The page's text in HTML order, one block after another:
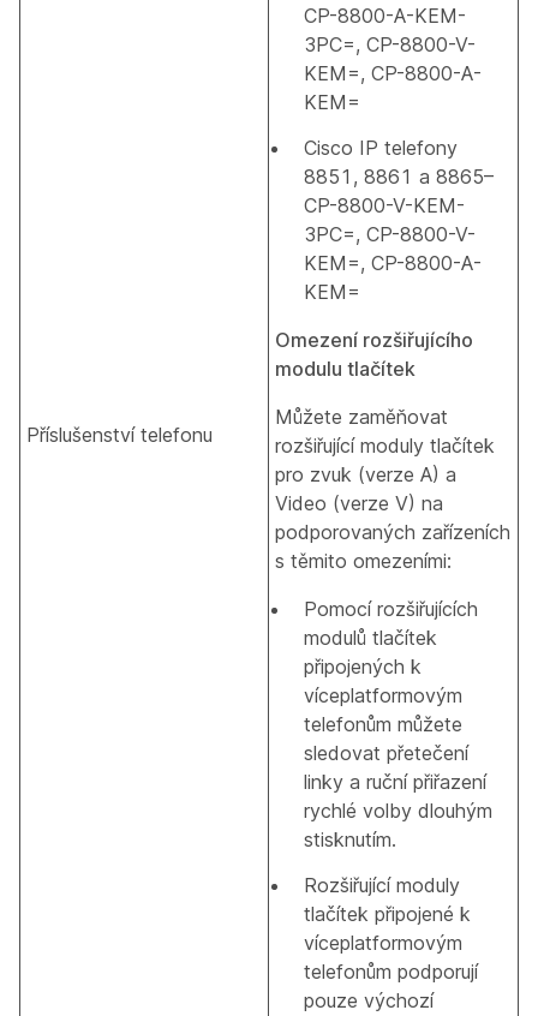
Příslušenství telefonu
CP-8800-A-KEM-
3PC=, CP-8800-V-
KEM=, CP-8800-A-
KEM=
Cisco IP telefony
8851, 8861 a 8865–
CP-8800-V-KEM-
3PC=, CP-8800-V-
KEM=, CP-8800-A-
KEM=
Omezení rozšiřujícího
modulu tlačítek
Můžete zaměňovat
rozšiřující moduly tlačítek
pro zvuk (verze A) a
Video (verze V) na
podporovaných zařízeních
s těmito omezeními:
Pomocí rozšiřujících
modulů tlačítek
připojených k
víceplatformovým
telefonům můžete
sledovat přetečení
linky a ruční přiřazení
rychlé volby dlouhým
stisknutím.
Rozšiřující moduly
tlačítek připojené k
víceplatformovým
telefonům podporují
pouze výchozí